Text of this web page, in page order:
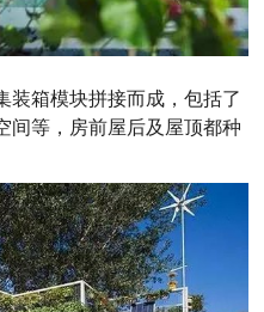
装箱模块拼接而成，包括了
间等，房前屋后及屋顶都种